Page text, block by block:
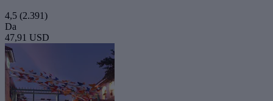
4,5 (2.391)
Da
47,91 USD